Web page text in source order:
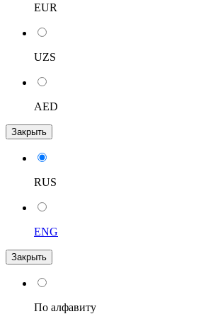
EUR
UZS
AED
Закрыть
RUS
ENG
Закрыть
По алфавиту